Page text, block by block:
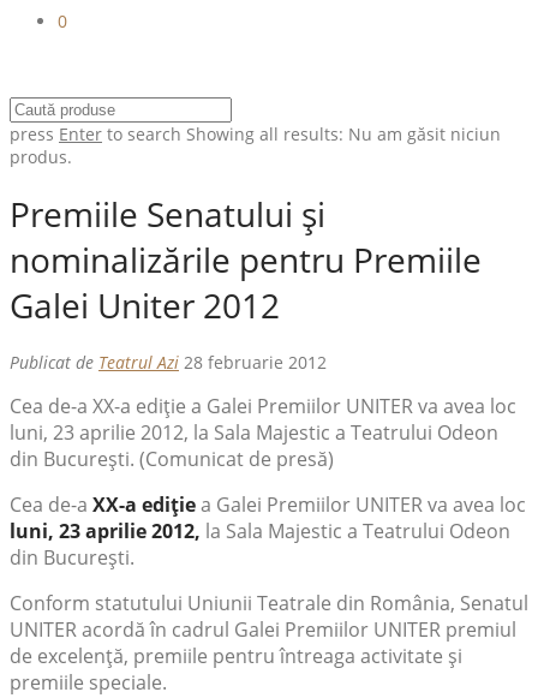
0
press Enter to search Showing all results: Nu am găsit niciun
produs.
Premiile Senatului şi
nominalizările pentru Premiile
Galei Uniter 2012
Publicat de Teatrul Azi 28 februarie 2012
Cea de-a XX-a ediţie a Galei Premiilor UNITER va avea loc
luni, 23 aprilie 2012, la Sala Majestic a Teatrului Odeon
din Bucureşti. (Comunicat de presă)
Cea de-a XX-a ediţiea Galei Premiilor UNITER va avea loc
luni, 23 aprilie 2012, la Sala Majestic a Teatrului Odeon
din Bucureşti.
Conform statutului Uniunii Teatrale din România, Senatul
UNITER acordă în cadrul Galei Premiilor UNITER premiul
de excelenţă, premiile pentru întreaga activitate şi
premiile speciale.